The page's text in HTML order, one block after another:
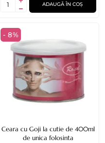
ADAUGĂ ÎN COȘ
- 8%
Ceara cu Goji la cutie de 400ml
de unica folosinta